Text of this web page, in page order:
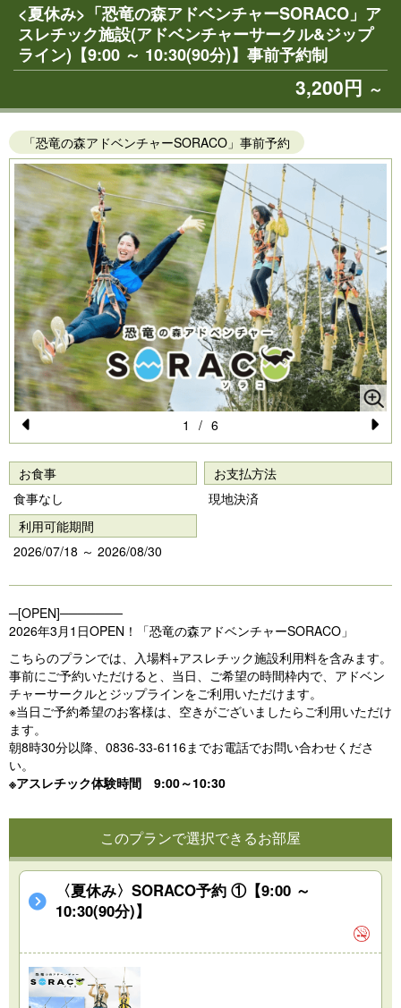
<夏休み>「恐竜の森アドベンチャーSORACO」ア
スレチック施設(アドベンチャーサークル&ジップ
ライン)【9:00 ～ 10:30(90分)】事前予約制
3,200円 ～
「恐竜の森アドベンチャーSORACO」事前予約
Pr
e
vi
o
u
s
N
1 / 6
お食事
食事なし
お支払方法
現地決済
利用可能期間
2026/07/18 ～ 2026/08/30
─[OPEN]───────
2026年3月1日OPEN！「恐竜の森アドベンチャーSORACO」
こちらのプランでは、入場料+アスレチック施設利用料を含みます。
事前にご予約いただけると、当日、ご希望の時間枠内で、アドベン
チャーサークルとジップラインをご利用いただけます。
※当日ご予約希望のお客様は、空きがございましたらご利用いただけ
ます。
朝8時30分以降、0836-33-6116までお電話でお問い合わせくださ
い。
※アスレチック体験時間 9:00～10:30
このプランで選択できるお部屋
〈夏休み〉SORACO予約 ①【9:00 ～
10:30(90分)】